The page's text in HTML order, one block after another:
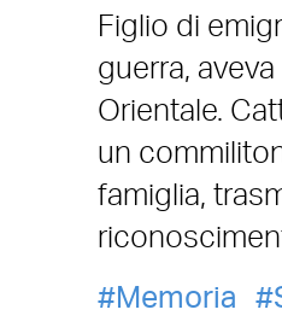
Figlio di
guerra,
Orientale.
un
famiglia,
Memoria